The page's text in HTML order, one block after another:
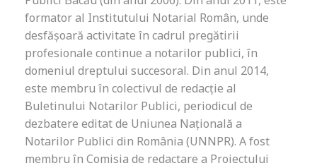
formator al Institutului Notarial Român, unde
desfăşoară activitate în cadrul pregătirii
profesionale continue a notarilor publici, în
domeniul dreptului succesoral. Din anul 2014,
este membru în colectivul de redacţie al
Buletinului Notarilor Publici, periodicul de
dezbatere editat de Uniunea Naţională a
Notarilor Publici din România (UNNPR). A fost
membru în Comisia de redactare a Proiectului